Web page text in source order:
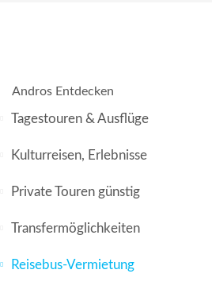
Andros Entdecken
Tagestouren & Ausflüge
Kulturreisen, Erlebnisse
Private Touren günstig
Transfermöglichkeiten
Reisebus-Vermietung